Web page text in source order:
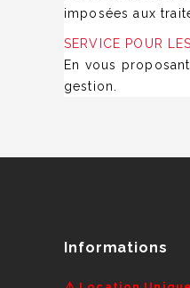
imposées aux
SERVICE POUR
En vous
gestion.
Informations